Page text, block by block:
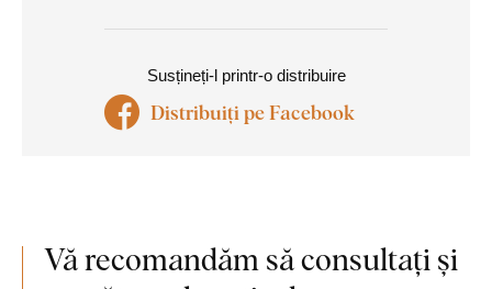
Susțineți-l printr-o distribuire
Distribuiți pe Facebook
Vă recomandăm să consultați și